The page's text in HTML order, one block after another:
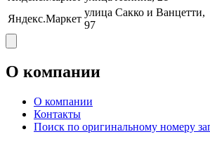
Яндекс.Маркет
улица Сакко и Ванцетти,
97
О компании
О компании
Контакты
Поиск по оригинальному номеру